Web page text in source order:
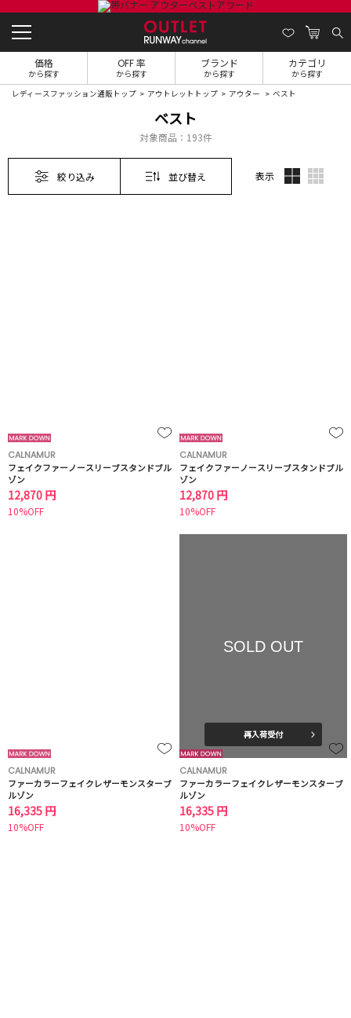
価格
から探す
OFF 率
から探す
ブランド
から探す
カテゴリ
から探す
レディースファッション通販トップ アウトレットトップ アウター ベスト
ベスト
対象商品： 193件
絞り込み 並び替え 表示
CALNAMUR
フェイクファーノースリーブスタンドブル
ゾン
12,870 円
10%OFF
CALNAMUR
フェイクファーノースリーブスタンドブル
ゾン
12,870 円
10%OFF
CALNAMUR
ファーカラーフェイクレザーモンスターブ
ルゾン
16,335 円
10%OFF
SOLD OUT
再入荷受付
CALNAMUR
ファーカラーフェイクレザーモンスターブ
ルゾン
16,335 円
10%OFF